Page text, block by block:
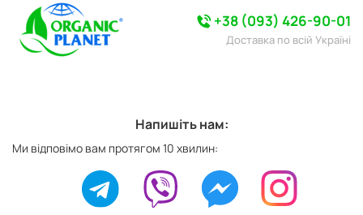
+38 (093) 426-90-01
Доставка по всій Україні
Напишіть нам:
Ми відповімо вам протягом 10 хвилин: